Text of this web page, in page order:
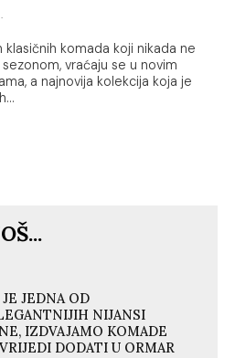
komada koji nikada ne
vraćaju se u novim
a najnovija kolekcija koja je
JEDNA OD
NIJANSI
IZDVAJAMO KOMADE
DODATI U ORMAR